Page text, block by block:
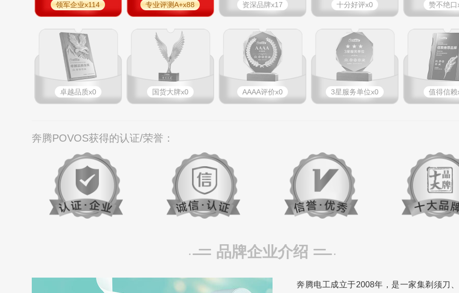
领军企业x114 专业评测A+x88 资深品牌x17 十分好评x0 赞不绝口
卓越品质x0 国货大牌x0 AAAA评价x0 3星服务单位x0 值得信赖
奔腾POVOS获得的认证/荣誉：
品牌企业介绍
奔腾电工成立于2008年，是一家集剃须刀